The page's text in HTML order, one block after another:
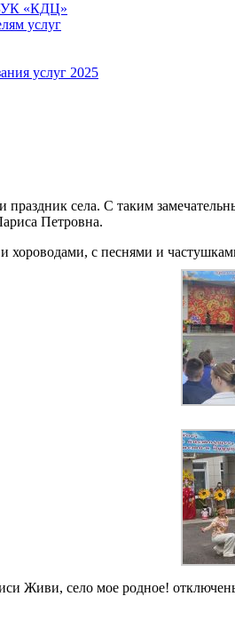
«КДЦ»
услуг
услуг 2025
праздник села. С таким
Петровна.
с песнями и
Живи, село мое родное!